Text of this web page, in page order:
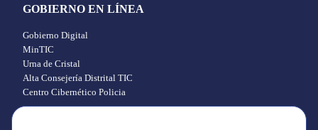
GOBIERNO EN LÍNEA
Gobierno Digital
MinTIC
Urna de Cristal
Alta Consejería Distrital TIC
Centro Cibernético Policia